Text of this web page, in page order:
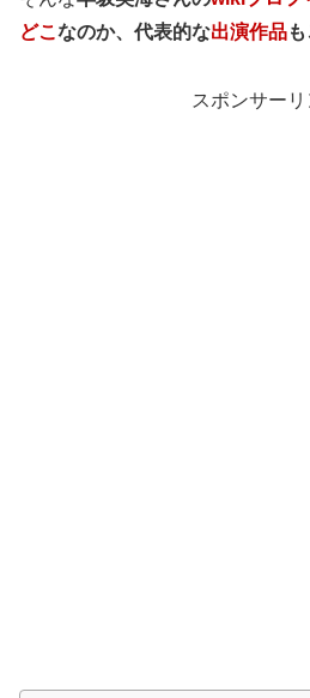
どこ なのか、代表的な出演作品
スポンサーリ